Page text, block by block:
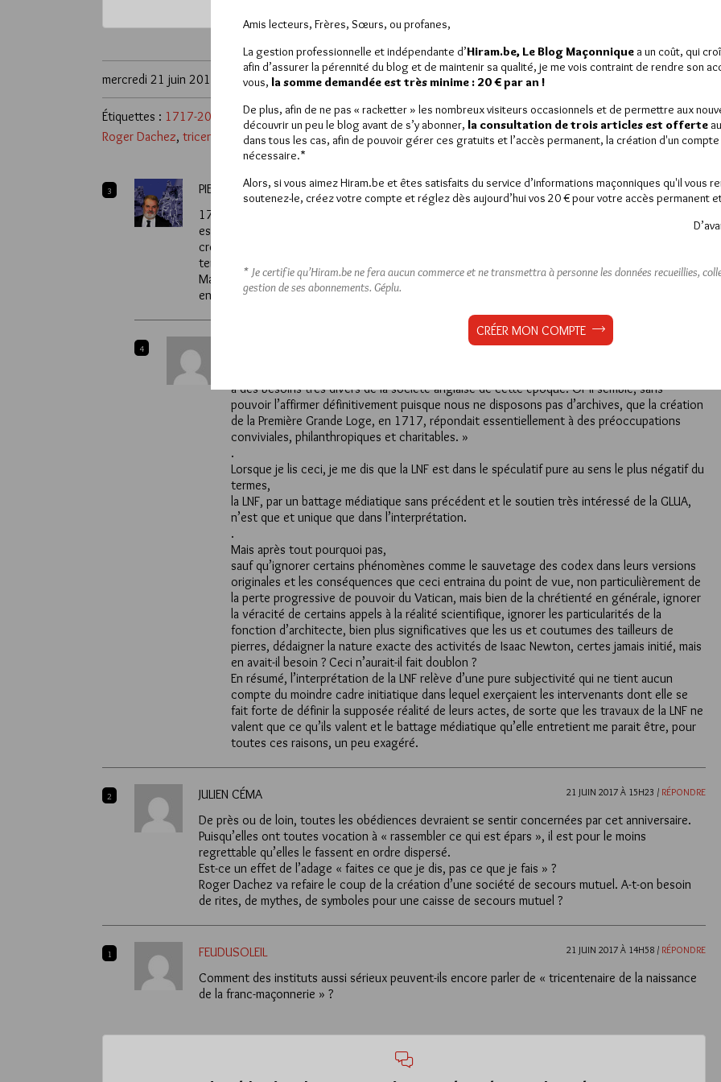
mercredi 21 juin 2017 Lu 1630 fois
Étiquettes : 1717-2017 Cécile Révauger ,Éric Saunier,IDERM,Irène Mainguy,Pascal Dupuy,Philippe Langlet,
Roger Dachez, tricentenaire de la naissance de la franc-maçonnerie
3 PIERRE MOLLIER 22 JUIN 2017 À 7H13 / RÉPONDRE
1717 est, j’en conviens bien, une date aujourd’hui symbolique. L’esprit de notre journée d’étude
est le suivant. On ne va pas (re)faire – forcement moins bien que les Anglais – une histoire de la
création de la Première Grande Loge. L’idée est de regarder l’événement du côté français et de
tenter de cerner le contexte et les influences qui vont s’exercer lors de l’implantation de la
Maçonnerie en France dans les années 1720. La première conférence sur l’image de l’Angleterre
en France à cette époque me paraît, notamment, novatrice et passionnante.
4 22 JUIN 2017 À 10H47 /
à des besoins très divers de la société anglaise de cette époque. Or il semble, sans
pouvoir l’affirmer définitivement puisque nous ne disposons pas d’archives, que la création
de la Première Grande Loge, en 1717, répondait essentiellement à des préoccupations
conviviales, philanthropiques et charitables. »
.
Lorsque je lis ceci, je me dis que la LNF est dans le spéculatif pure au sens le plus négatif du
termes,
la LNF, par un battage médiatique sans précédent et le soutien très intéressé de la GLUA,
n’est que et unique que dans l’interprétation.
.
Mais après tout pourquoi pas,
sauf qu’ignorer certains phénomènes comme le sauvetage des codex dans leurs versions
originales et les conséquences que ceci entraina du point de vue, non particulièrement de
la perte progressive de pouvoir du Vatican, mais bien de la chrétienté en générale, ignorer
la véracité de certains appels à la réalité scientifique, ignorer les particularités de la
fonction d’architecte, bien plus significatives que les us et coutumes des tailleurs de
pierres, dédaigner la nature exacte des activités de Isaac Newton, certes jamais initié, mais
en avait-il besoin ? Ceci n’aurait-il fait doublon ?
En résumé, l’interprétation de la LNF relève d’une pure subjectivité qui ne tient aucun
compte du moindre cadre initiatique dans lequel exerçaient les intervenants dont elle se
fait forte de définir la supposée réalité de leurs actes, de sorte que les travaux de la LNF ne
valent que ce qu’ils valent et le battage médiatique qu’elle entretient me parait être, pour
toutes ces raisons, un peu exagéré.
2 JULIEN CÉMA 21 JUIN 2017 À 15H23 / RÉPONDRE
De près ou de loin, toutes les obédiences devraient se sentir concernées par cet anniversaire.
Puisqu’elles ont toutes vocation à « rassembler ce qui est épars », il est pour le moins
regrettable qu’elles le fassent en ordre dispersé.
Est-ce un effet de l’adage « faites ce que je dis, pas ce que je fais » ?
Roger Dachez va refaire le coup de la création d’une société de secours mutuel. A-t-on besoin
de rites, de mythes, de symboles pour une caisse de secours mutuel ?
1 FEUDUSOLEIL 21 JUIN 2017 À 14H58 / RÉPONDRE
Comment des instituts aussi sérieux peuvent-ils encore parler de « tricentenaire de la naissance
de la franc-maçonnerie » ?
Amis lecteurs, Frères, Sœurs, ou profanes,
La gestion professionnelle et indépendante d’Hiram.be, Le Blog Maçonnique a un coût, qui
afin d’assurer la pérennité du blog et de maintenir sa qualité, je me vois contraint de rendre son
vous, la somme demandée est très minime : 20 € par an !
De plus, afin de ne pas « racketter » les nombreux visiteurs occasionnels et de permettre aux
découvrir un peu le blog avant de s’y abonner, la consultation de trois articles est offerte
dans tous les cas, afin de pouvoir gérer ces gratuits et l’accès permanent, la création d'un
nécessaire.*
Alors, si vous aimez Hiram.be et êtes satisfaits du service d’informations maçonniques qu'il vous
soutenez-le, créez votre compte et réglez dès aujourd’hui vos 20 € pour votre accès permanent
* Je certifie qu’Hiram.be ne fera aucun commerce et ne transmettra à personne les données recueillies,
gestion de ses abonnements. Géplu.
CRÉER MON COMPTE